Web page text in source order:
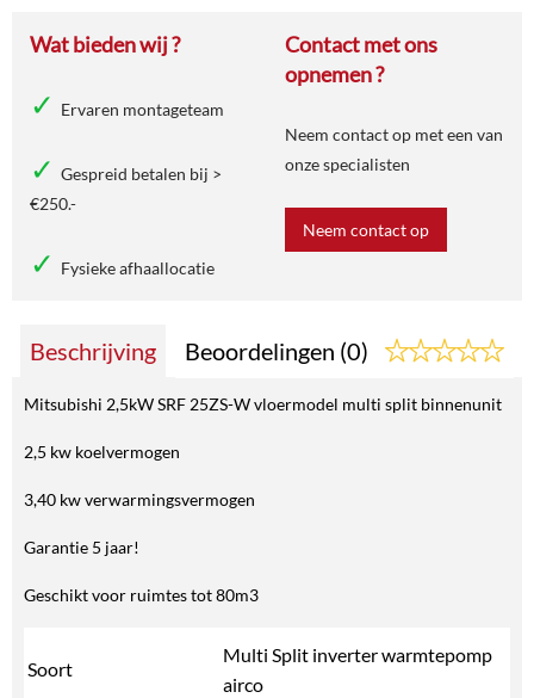
Wat bieden wij ?
Ervaren montageteam
Gespreid betalen bij >
€250.-
Fysieke afhaallocatie
Contact met ons
opnemen ?
Neem contact op met een van
onze specialisten
Neem contact op
Beschrijving Beoordelingen (0)
Mitsubishi 2,5kW SRF 25ZS-W vloermodel multi split binnenunit
2,5 kw koelvermogen
3,40 kw verwarmingsvermogen
Garantie 5 jaar!
Geschikt voor ruimtes tot 80m3
Soort
Multi Split inverter warmtepomp
airco